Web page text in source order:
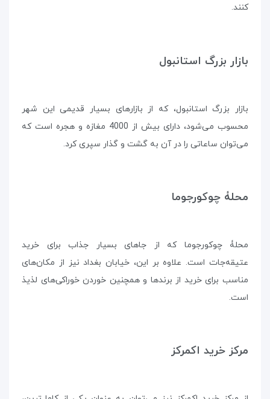
کنند.
بازار بزرگ استانبول
بازار بزرگ استانبول، که از بازارهای بسیار قدیمی این شهر
محسوب می‌شود، دارای بیش از 4000 مغازه و هجره است که
می‌توان ساعاتی را در آن به گشت و گذار سپری کرد.
محلۀ چوکورجوما
محلۀ چوکورجوما که از جاهای بسیار جذاب برای خرید
عتیقه‌جات است. علاوه بر این، خیابان بغداد نیز از مکان‌های
مناسب برای خرید از برندها و همچنین خوردن خوراکی‌های لذیذ
است.
مرکز خرید اکمرکز